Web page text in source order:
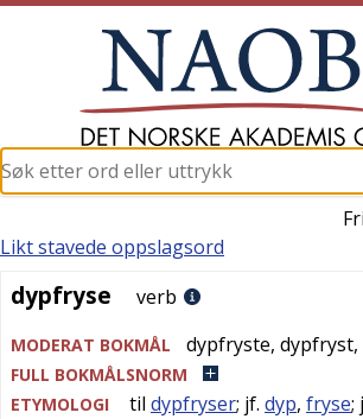
dypfryse
Likt stavede oppslagsord
dypfryse verb
MODERAT BOKMÅL dypfryste, dypfryst,
FULL BOKMÅLSNORM
ETYMOLOGI
til dypfryser; jf. dyp, fryse;